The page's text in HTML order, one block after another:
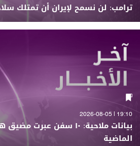
ترامب: لن نسمح لإيران أن تمتلك
19:10 | 2026-08-05
الماضية